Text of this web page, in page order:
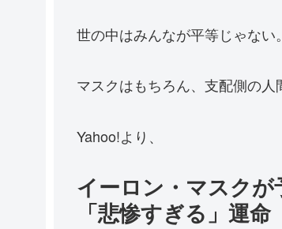
世の中はみんなが平等じゃない。
マスクはもちろん、支配側の人
Yahoo!より、
イーロン・マスク
「悲惨すぎる」運命